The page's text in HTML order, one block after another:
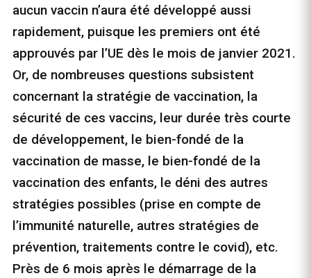
aucun vaccin n’aura été développé aussi
rapidement, puisque les premiers ont été
approuvés par l’UE dès le mois de janvier 2021.
Or, de nombreuses questions subsistent
concernant la stratégie de vaccination, la
sécurité de ces vaccins, leur durée très courte
de développement, le bien-fondé de la
vaccination de masse, le bien-fondé de la
vaccination des enfants, le déni des autres
stratégies possibles (prise en compte de
l’immunité naturelle, autres stratégies de
prévention, traitements contre le covid), etc.
Près de 6 mois après le démarrage de la